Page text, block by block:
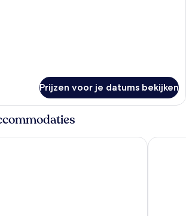
Prijzen voor je datums bekijken